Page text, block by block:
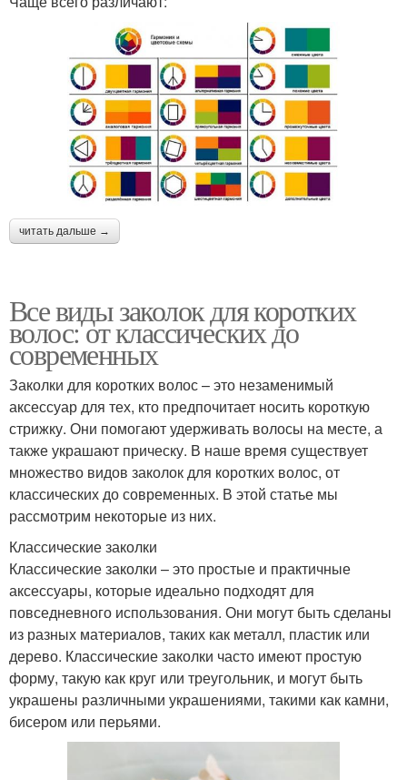
читать дальше →
Все виды заколок для коротких
волос: от классических до
современных
Заколки для коротких волос – это незаменимый
аксессуар для тех, кто предпочитает носить короткую
стрижку. Они помогают удерживать волосы на месте, а
также украшают прическу. В наше время существует
множество видов заколок для коротких волос, от
классических до современных. В этой статье мы
рассмотрим некоторые из них.
Классические заколки
Классические заколки – это простые и практичные
аксессуары, которые идеально подходят для
повседневного использования. Они могут быть сделаны
из разных материалов, таких как металл, пластик или
дерево. Классические заколки часто имеют простую
форму, такую как круг или треугольник, и могут быть
украшены различными украшениями, такими как камни,
бисером или перьями.